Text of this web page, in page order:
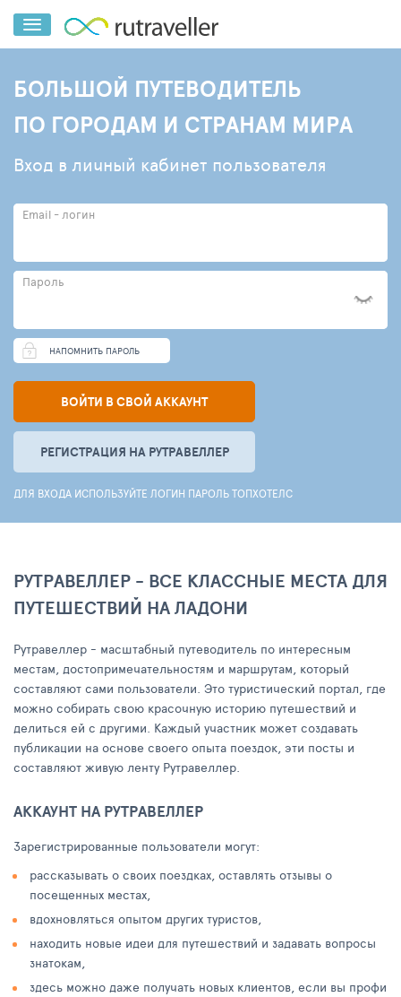
БОЛЬШОЙ ПУТЕВОДИТЕЛЬ
ПО ГОРОДАМ И СТРАНАМ МИРА
Вход в личный кабинет пользователя
Email - логин
Пароль
НАПОМНИТЬ ПАРОЛЬ
ВОЙТИ В СВОЙ АККАУНТ
РЕГИСТРАЦИЯ НА РУТРАВЕЛЛЕР
ДЛЯ ВХОДА ИСПОЛЬЗУЙТЕ ЛОГИН ПАРОЛЬ ТОПХОТЕЛС
РУТРАВЕЛЛЕР - ВСЕ КЛАССНЫЕ МЕСТА ДЛЯ
ПУТЕШЕСТВИЙ НА ЛАДОНИ
Рутравеллер - масштабный путеводитель по интересным
местам, достопримечательностям и маршрутам, который
составляют сами пользователи. Это туристический портал, где
можно собирать свою красочную историю путешествий и
делиться ей с другими. Каждый участник может создавать
публикации на основе своего опыта поездок, эти посты и
составляют живую ленту Рутравеллер.
АККАУНТ НА РУТРАВЕЛЛЕР
Зарегистрированные пользователи могут:
рассказывать о своих поездках, оставлять отзывы о
посещенных местах,
вдохновляться опытом других туристов,
находить новые идеи для путешествий и задавать вопросы
знатокам,
здесь можно даже получать новых клиентов, если вы профи